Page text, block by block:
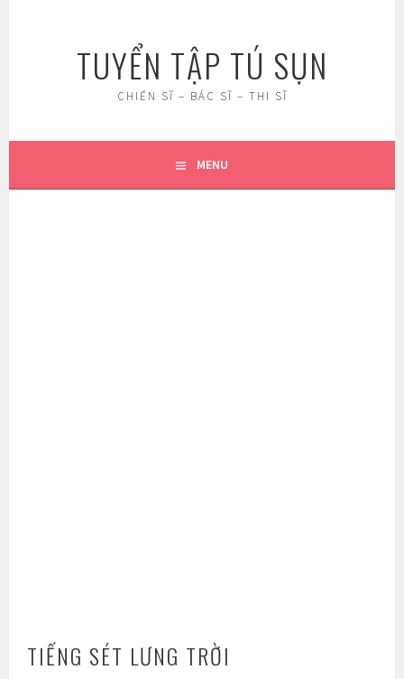
TUYỂN TẬP TÚ SỤN
CHIẾN SĨ – BÁC SĨ – THI SĨ
MENU
TIẾNG SÉT LƯNG TRỜI